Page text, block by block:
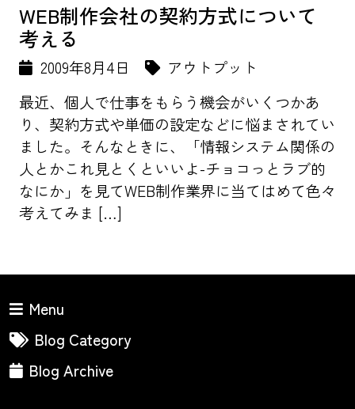
WEB制作会社の契約方式について
考える
2009年8月4日
アウトプット
最近、個人で仕事をもらう機会がいくつかあ
り、契約方式や単価の設定などに悩まされてい
ました。そんなときに、「情報システム関係の
人とかこれ見とくといいよ-チョコっとラブ的
なにか」を見てWEB制作業界に当てはめて色々
考えてみま […]
Menu
Blog Category
Blog Archive